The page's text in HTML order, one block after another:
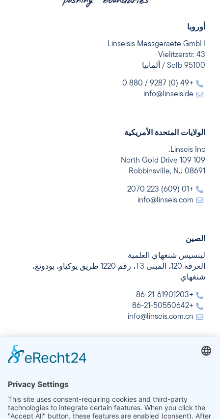
أوروبا
Linseisis Messgeraete GmbH
Vielitzerstr. 43
95100 Selb / ألمانيا
+49 (0) 9287 / 880 0
info@linseis.de
الولايات المتحدة الأمريكية
Linseis Inc.
109 109 North Gold Drive
Robbinsville, NJ 08691
+01 (609) 223 2070
info@linseis.com
الصين
لينسيس شنغهاي العلمية
الغرفة 120، المبنى T3، رقم 1220 طريق يوكياو، بودونغ،
شنغهاي
+86-21-61901203
+86-21-50550642
info@linseis.com.cn
الهند
+91-11-42883851